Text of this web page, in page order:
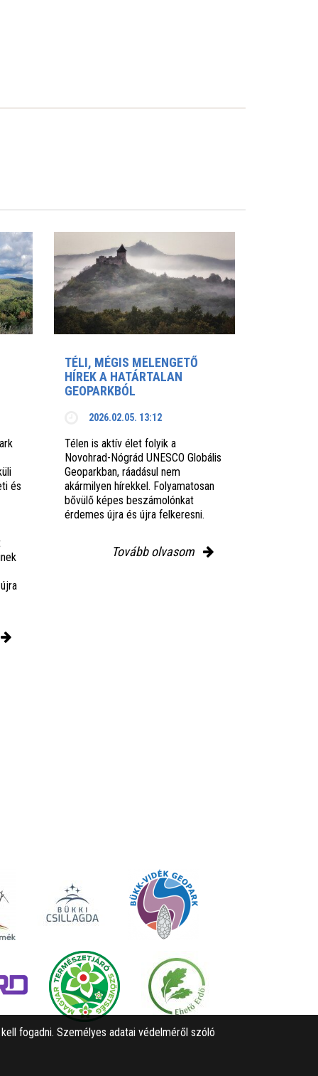
és
TÉLI, MÉGIS MELENGETŐ
HÍREK A HATÁRTALAN
GEOPARKBÓL
2026.02.05. 13:12
Télen is aktív élet folyik a
Novohrad-Nógrád UNESCO Globális
Geoparkban, ráadásul nem
akármilyen hírekkel. Folyamatosan
bővülő képes beszámolónkat
érdemes újra és újra felkeresni.
Tovább olvasom
fogadni. Személyes adatai védelméről szóló